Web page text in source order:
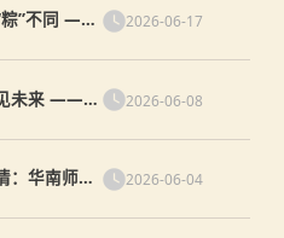
粽”不同 ——
2026-06-17
未来 ——知
2026-06-08
：华南师大
2026-06-04